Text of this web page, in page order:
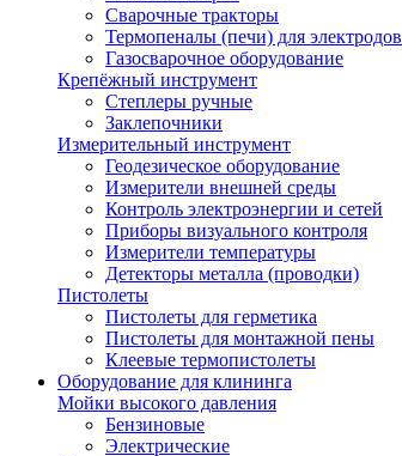
Сварочные тракторы
Термопеналы (печи) для электродов
Газосварочное оборудование
Крепёжный инструмент
Степлеры ручные
Заклепочники
Измерительный инструмент
Геодезическое оборудование
Измерители внешней среды
Контроль электроэнергии и сетей
Приборы визуального контроля
Измерители температуры
Детекторы металла (проводки)
Пистолеты
Пистолеты для герметика
Пистолеты для монтажной пены
Клеевые термопистолеты
Оборудование для клининга
Мойки высокого давления
Бензиновые
Электрические